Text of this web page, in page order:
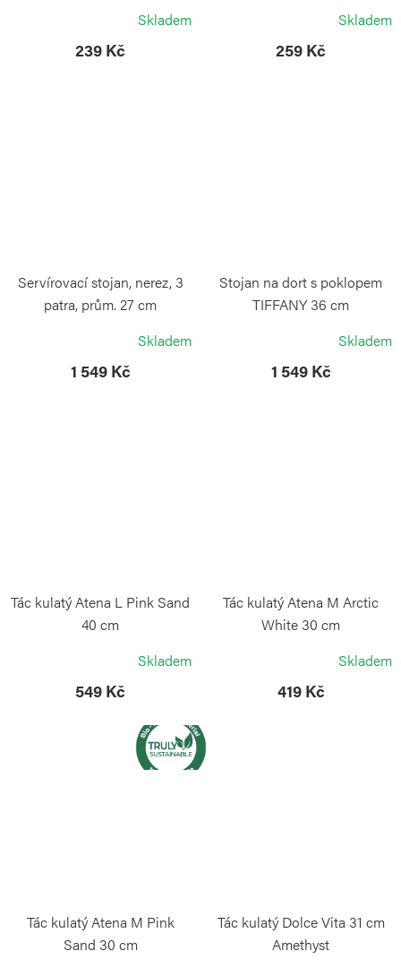
Skladem
239 Kč
Skladem
259 Kč
Servírovací stojan, nerez, 3
patra, prům. 27 cm
Skladem
1 549 Kč
Stojan na dort s poklopem
TIFFANY 36 cm
Skladem
1 549 Kč
Tác kulatý Atena L Pink Sand
40 cm
Skladem
549 Kč
Tác kulatý Atena M Arctic
White 30 cm
Skladem
419 Kč
Tác kulatý Atena M Pink
Sand 30 cm
Tác kulatý Dolce Vita 31 cm
Amethyst